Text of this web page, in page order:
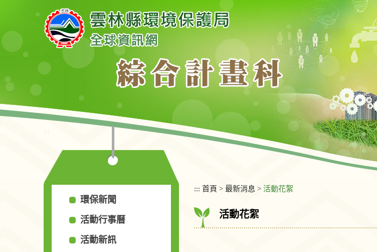
要
內
塊
:::
環保新聞
活動行事曆
活動新訊
::: 首頁 > 最新消息 > 活動花絮
活動花絮